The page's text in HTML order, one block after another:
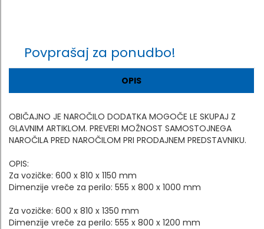
Povprašaj za ponudbo!
OPIS
OBIČAJNO JE NAROČILO DODATKA MOGOČE LE SKUPAJ Z
GLAVNIM ARTIKLOM. PREVERI MOŽNOST SAMOSTOJNEGA
NAROČILA PRED NAROČILOM PRI PRODAJNEM PREDSTAVNIKU.
OPIS:
Za vozičke: 600 x 810 x 1150 mm
Dimenzije vreče za perilo: 555 x 800 x 1000 mm
Za vozičke: 600 x 810 x 1350 mm
Dimenzije vreče za perilo: 555 x 800 x 1200 mm